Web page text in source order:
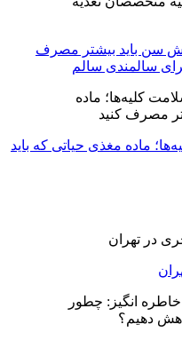
سن باید بیشتر مصرف
سالمندی سالم
ماده مغذی حیاتی که باید